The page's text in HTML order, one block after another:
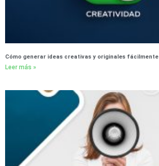
Cómo generar ideas creativas y originales fácilmente
Leer más »